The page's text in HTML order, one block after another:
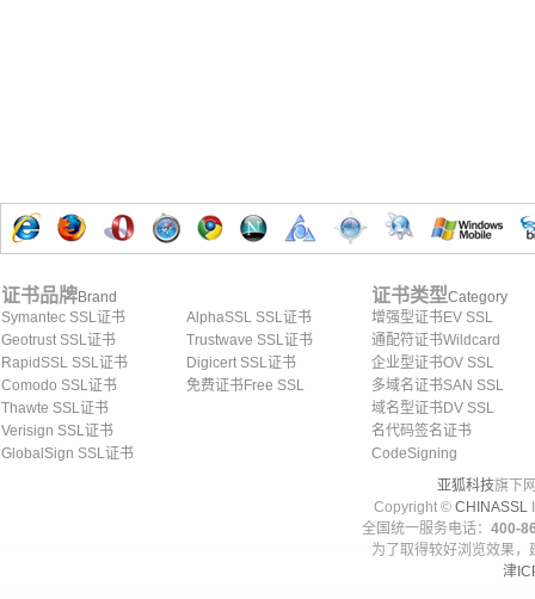
证书品牌Brand
Symantec SSL证书
Geotrust SSL证书
RapidSSL SSL证书
Comodo SSL证书
Thawte SSL证书
Verisign SSL证书
GlobalSign SSL证书
AlphaSSL SSL证书
Trustwave SSL证书
Digicert SSL证书
免费证书Free SSL
证书类型Category
增强型证书EV SSL
通配符证书Wildcard
企业型证书OV SSL
多域名证书SAN SSL
域名型证书DV SSL
名代码签名证书
CodeSigning
亚狐科技旗下
Copyright © CHINASSL
全国统一服务电话： 400-
为了取得较好浏览效果
津